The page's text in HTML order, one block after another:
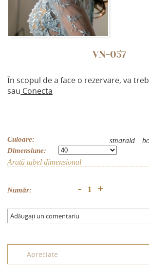
VN-057
În scopul de a face o rezervare, va
sau Conecta
Culoare: smarald
Dimensiune:
Arată tabel dimensional
Număr: - +
Adăugați un comentariu
Apreciate